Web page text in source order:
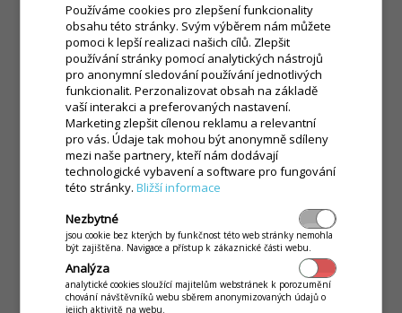
Používáme cookies pro zlepšení funkcionality
obsahu této stránky. Svým výběrem nám můžete
pomoci k lepší realizaci našich cílů. Zlepšit
používání stránky pomocí analytických nástrojů
pro anonymní sledování používání jednotlivých
funkcionalit. Perzonalizovat obsah na základě
vaší interakci a preferovaných nastavení.
Marketing zlepšit cílenou reklamu a relevantní
pro vás. Údaje tak mohou být anonymně sdíleny
mezi naše partnery, kteří nám dodávají
technologické vybavení a software pro fungování
této stránky.Bližší informace
Nezbytné
jsou cookie bez kterých by funkčnost této web stránky nemohla
být zajištěna. Navigace a přístup k zákaznické části webu.
Analýza
analytické cookies sloužící majitelům webstránek k porozumění
chování návštěvníků webu sběrem anonymizovaných údajů o
jejich aktivitě na webu.